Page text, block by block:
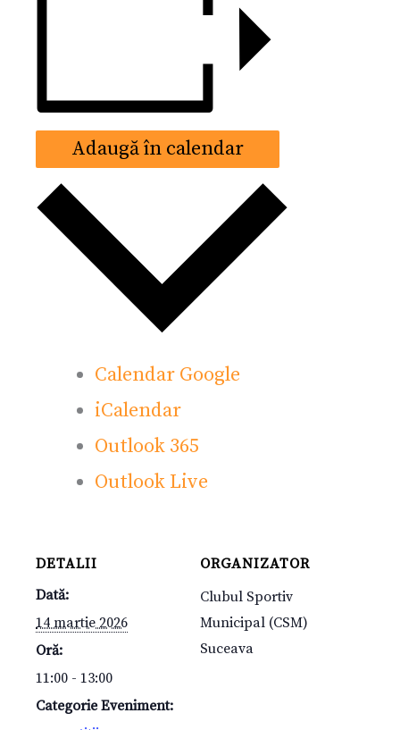
Adaugă în calendar
Calendar Google
iCalendar
Outlook 365
Outlook Live
DETALII
Dată:
14 martie 2026
Oră:
11:00 - 13:00
Categorie Eveniment:
ORGANIZATOR
Clubul Sportiv
Municipal (CSM)
Suceava